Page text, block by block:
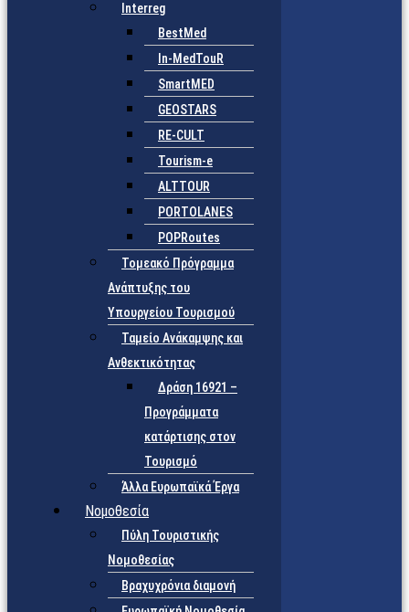
Interreg
BestMed
In-MedTouR
SmartMED
GEOSTARS
RE-CULT
Tourism-e
ALTTOUR
PORTOLANES
POPRoutes
Τομεακό Πρόγραμμα
Ανάπτυξης του
Υπουργείου Τουρισμού
Ταμείο Ανάκαμψης και
Ανθεκτικότητας
Δράση 16921 –
Προγράμματα
κατάρτισης στον
Τουρισμό
Άλλα Ευρωπαϊκά Έργα
Νομοθεσία
Πύλη Τουριστικής
Νομοθεσίας
Βραχυχρόνια διαμονή